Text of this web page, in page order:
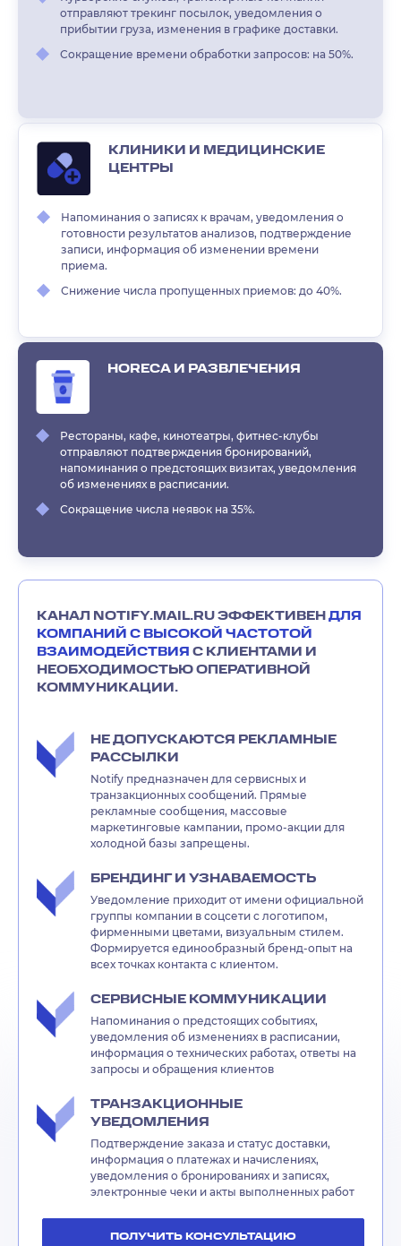
отправляют трекинг посылок, уведомления о
прибытии груза, изменения в графике доставки.
Сокращение времени обработки запросов: на 50%.
КЛИНИКИ И МЕДИЦИНСКИЕ
ЦЕНТРЫ
Напоминания о записях к врачам, уведомления о
готовности результатов анализов, подтверждение
записи, информация об изменении времени
приема.
Снижение числа пропущенных приемов: до 40%.
HORECA И РАЗВЛЕЧЕНИЯ
Рестораны, кафе, кинотеатры, фитнес-клубы
отправляют подтверждения бронирований,
напоминания о предстоящих визитах, уведомления
об изменениях в расписании.
Сокращение числа неявок на 35%.
КАНАЛ NOTIFY.MAIL.RU ЭФФЕКТИВЕНДЛЯ
КОМПАНИЙ С ВЫСОКОЙ ЧАСТОТОЙ
ВЗАИМОДЕЙСТВИЯ С КЛИЕНТАМИ И
НЕОБХОДИМОСТЬЮ ОПЕРАТИВНОЙ
КОММУНИКАЦИИ.
НЕ ДОПУСКАЮТСЯ РЕКЛАМНЫЕ
РАССЫЛКИ
Notify предназначен для сервисных и
транзакционных сообщений. Прямые
рекламные сообщения, массовые
маркетинговые кампании, промо-акции для
холодной базы запрещены.
БРЕНДИНГ И УЗНАВАЕМОСТЬ
Уведомление приходит от имени официальной
группы компании в соцсети с логотипом,
фирменными цветами, визуальным стилем.
Формируется единообразный бренд-опыт на
всех точках контакта с клиентом.
СЕРВИСНЫЕ КОММУНИКАЦИИ
Напоминания о предстоящих событиях,
уведомления об изменениях в расписании,
информация о технических работах, ответы на
запросы и обращения клиентов
ТРАНЗАКЦИОННЫЕ
УВЕДОМЛЕНИЯ
Подтверждение заказа и статус доставки,
информация о платежах и начислениях,
уведомления о бронированиях и записях,
электронные чеки и акты выполненных работ
ПОЛУЧИТЬ КОНСУЛЬТАЦИЮ